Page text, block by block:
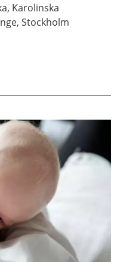
Karolinska
Stockholm